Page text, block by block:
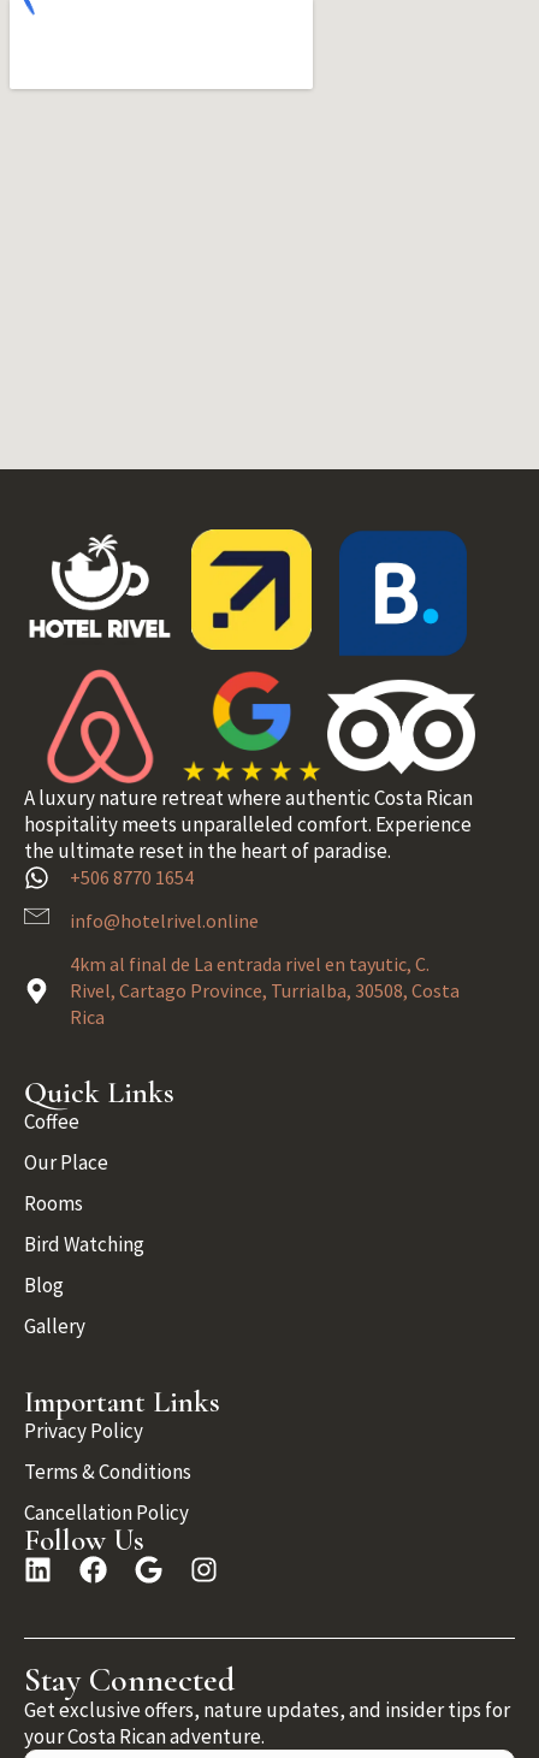
A luxury nature retreat where authentic Costa Rican
hospitality meets unparalleled comfort. Experience
the ultimate reset in the heart of paradise.
+506 8770 1654
info@hotelrivel.online
4km al final de La entrada rivel en tayutic, C.
Rivel, Cartago Province, Turrialba, 30508, Costa
Rica
Quick Links
Coffee
Our Place
Rooms
Bird Watching
Blog
Gallery
Important Links
Privacy Policy
Terms & Conditions
Cancellation Policy
Follow Us
Stay Connected
Get exclusive offers, nature updates, and insider tips for
your Costa Rican adventure.